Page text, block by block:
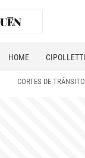
HOME CIPOLLETTI
CORTES DE TRÁNSITO